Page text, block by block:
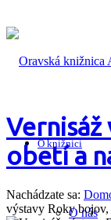
O knižnici
O nás
Vernisáž
obetí a
Nachádzate sa:
výstavy Roky bojov,